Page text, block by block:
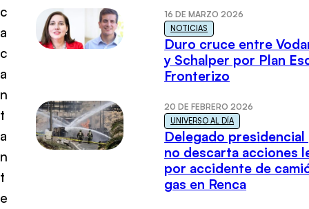
c
a
c
a
n
t
a
n
t
e
16 DE MARZO 2026
NOTICIAS
Duro cruce entre
y Schalper por Plan
Fronterizo
20 DE FEBRERO 2026
UNIVERSO AL DÍA
Delegado presidencial
no descarta acciones
por accidente de
gas en Renca